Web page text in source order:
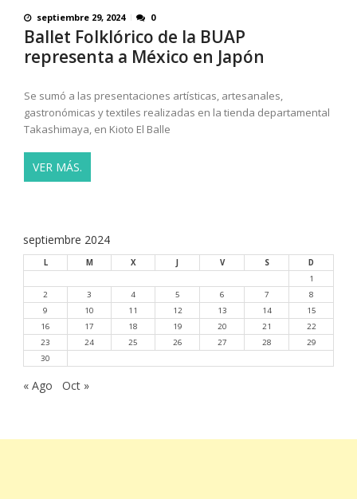
septiembre 29, 2024 0
Ballet Folklórico de la BUAP
representa a México en Japón
Se sumó a las presentaciones artísticas, artesanales,
gastronómicas y textiles realizadas en la tienda departamental
Takashimaya, en Kioto El Balle
VER MÁS.
septiembre 2024
L M X V S
D
1
2
3 4 5 6 7
8
9
10 11 12 13 14
15
16
17 18 19 20 21
22
23
24 25 26 27 28
29
30
« Ago Oct »